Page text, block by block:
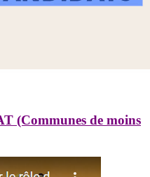
(Communes de moins